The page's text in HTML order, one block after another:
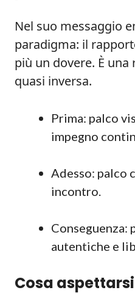
Nel suo messaggio
paradigma: il
più un dovere. È
quasi inversa.
Prima: palco
impegno
Adesso: palco
incontro.
Conseguenza:
autentiche e
Cosa